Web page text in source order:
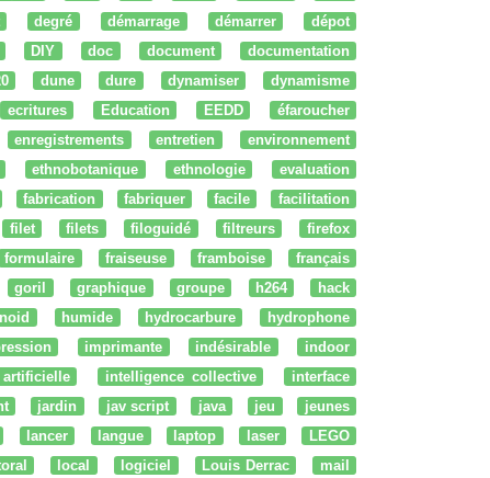
degré démarrage démarrer
dépot
DIY doc document
documentation
dune dure dynamiser
dynamisme
ecritures Education EEDD
éfaroucher
enregistrements entretien
environnement
ethnobotanique ethnologie
evaluation
fabrication fabriquer facile
facilitation
filet filets filoguidé filtreurs
firefox
formulaire fraiseuse framboise
français
goril graphique groupe h264
hack
humide hydrocarbure
hydrophone
imprimante indésirable
indoor
artificielle intelligence collective
interface
jardin jav script java jeu
jeunes
lancer langue laptop laser
LEGO
local logiciel Louis Derrac
mail